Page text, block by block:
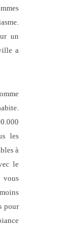
un
a
les
à
le
vous
pour